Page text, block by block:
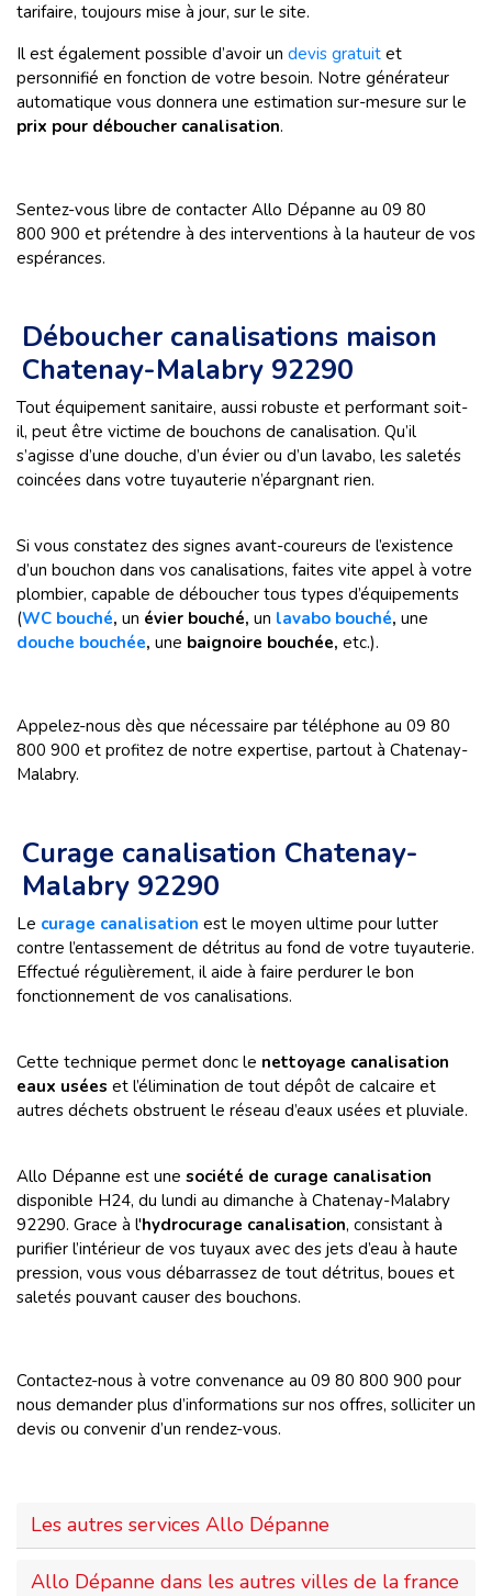
tarifaire, toujours mise à jour, sur le site.
Il est également possible d’avoir un devis gratuit et
personnifié en fonction de votre besoin. Notre générateur
automatique vous donnera une estimation sur-mesure sur le
prix pour déboucher canalisation.
Sentez-vous libre de contacter Allo Dépanne au 09 80
800 900 et prétendre à des interventions à la hauteur de vos
espérances.
Déboucher canalisations maison
Chatenay-Malabry 92290
Tout équipement sanitaire, aussi robuste et performant soit-
il, peut être victime de bouchons de canalisation. Qu’il
s’agisse d’une douche, d’un évier ou d’un lavabo, les saletés
coincées dans votre tuyauterie n’épargnant rien.
Si vous constatez des signes avant-coureurs de l’existence
d’un bouchon dans vos canalisations, faites vite appel à votre
plombier, capable de déboucher tous types d’équipements
(WC bouché, un évier bouché, un lavabo bouché, une
douche bouchée, une baignoire bouchée, etc.).
Appelez-nous dès que nécessaire par téléphone au 09 80
800 900 et profitez de notre expertise, partout à Chatenay-
Malabry.
Curage canalisation Chatenay-
Malabry 92290
Le curage canalisation est le moyen ultime pour lutter
contre l’entassement de détritus au fond de votre tuyauterie.
Effectué régulièrement, il aide à faire perdurer le bon
fonctionnement de vos canalisations.
Cette technique permet donc le nettoyage canalisation
eaux usées et l’élimination de tout dépôt de calcaire et
autres déchets obstruent le réseau d’eaux usées et pluviale.
Allo Dépanne est une société de curage canalisation
disponible H24, du lundi au dimanche à Chatenay-Malabry
92290. Grace à l'hydrocurage canalisation, consistant à
purifier l’intérieur de vos tuyaux avec des jets d’eau à haute
pression, vous vous débarrassez de tout détritus, boues et
saletés pouvant causer des bouchons.
Contactez-nous à votre convenance au 09 80 800 900 pour
nous demander plus d’informations sur nos offres, solliciter un
devis ou convenir d’un rendez-vous.
Les autres services Allo Dépanne
Allo Dépanne dans les autres villes de la france